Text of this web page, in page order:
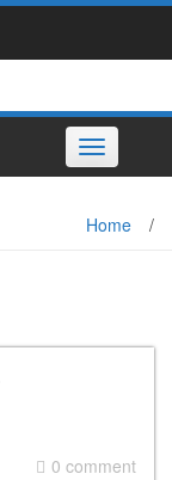
Toggle
navigation
Home /
0 comment